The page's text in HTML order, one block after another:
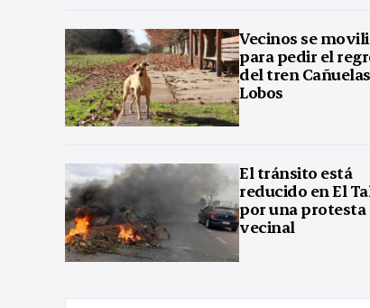
Vecinos se
para pedir el
del tren
Lobos
El tránsito está
reducido en El
por una protesta
vecinal